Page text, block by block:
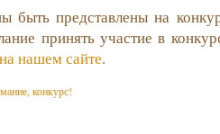
быть представлены на
принять участие в
нашем сайте.
конкурс!